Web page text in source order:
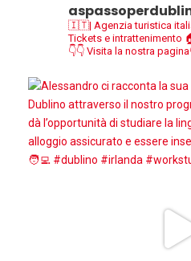
🇮🇹| Agenzia turistica
Tickets e intrattenimento
👇👇 Visita la nostra